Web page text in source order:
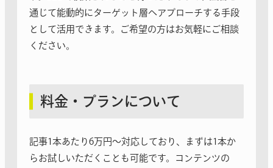
通じて能動的にターゲット層へアプローチする手段
として活用できます。ご希望の方はお気軽にご相談
ください。
料金・プランについて
記事1本あたり6万円〜対応しており、まずは1本か
らお試しいただくことも可能です。コンテンツの